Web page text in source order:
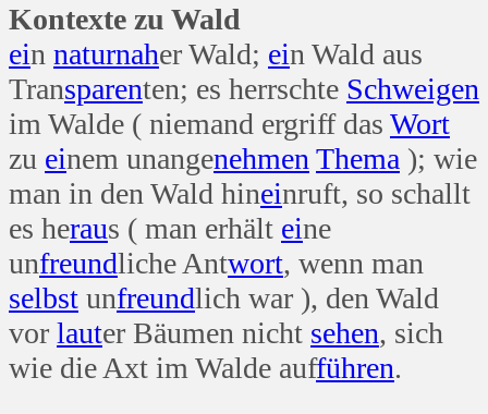
Kontexte zu Wald
ein naturnaher Wald; ein Wald aus
Transparenten; es herrschte Schweigen
im Walde ( niemand ergriff das Wort
zu einem unangenehmen Thema ); wie
man in den Wald hineinruft, so schallt
es heraus ( man erhält eine
unfreundliche Antwort, wenn man
selbst unfreundlich war ), den Wald
vor lauter Bäumen nicht sehen, sich
wie die Axt im Walde aufführen.